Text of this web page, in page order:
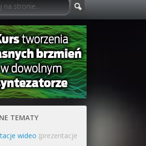
TEMATY
wideo (prezentacje